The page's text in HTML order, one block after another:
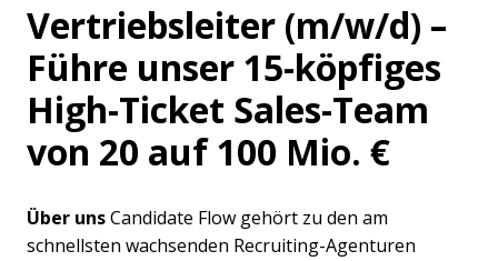
Vertriebsleiter (m/w/d) –
Führe unser 15-köpfiges
High-Ticket Sales-Team
von 20 auf 100 Mio. €
Über unsCandidate Flow gehört zu den am
schnellsten wachsenden Recruiting-Agenturen